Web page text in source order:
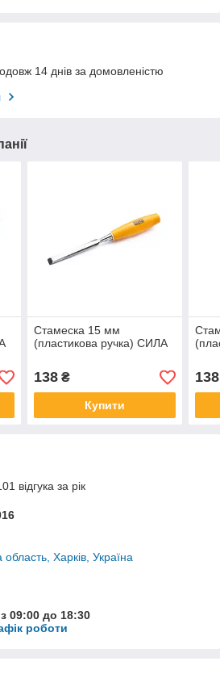
14 днів за домовленістю
Стамеска 15 мм
(пластикова ручка) СИЛА
138₴
Купити
138
відгука за рік
область, Харків, Україна
09:00 до 18:30
роботи